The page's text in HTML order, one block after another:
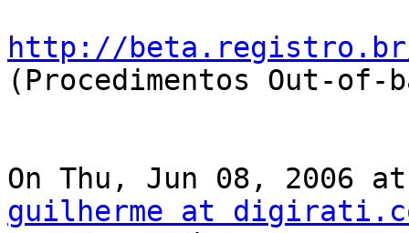
http://
(Procedimentos Out-of-
guilherme at